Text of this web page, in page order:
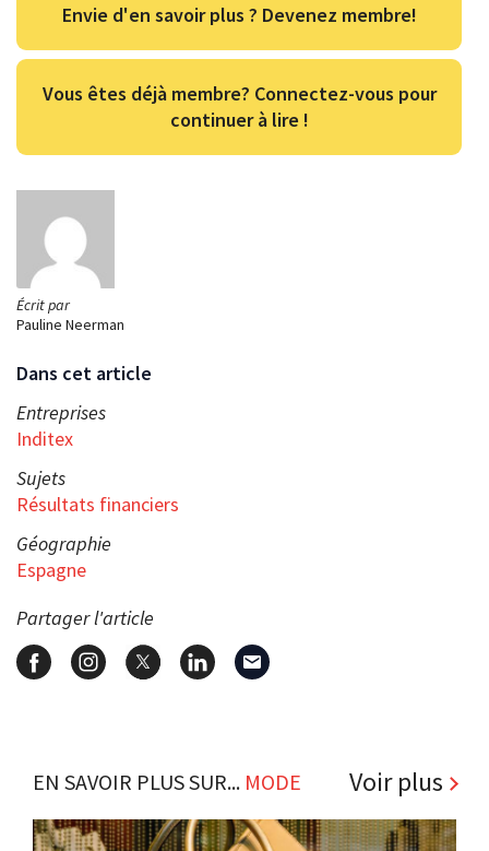
Écrit par
Pauline Neerman
Dans cet article
Entreprises
Inditex
Sujets
Résultats financiers
Géographie
Espagne
Partager l'article
Envie d'en savoir plus ? Devenez membre!
Vous êtes déjà membre? Connectez-vous pour
continuer à lire !
EN SAVOIR PLUS SUR... MODE Voir plus